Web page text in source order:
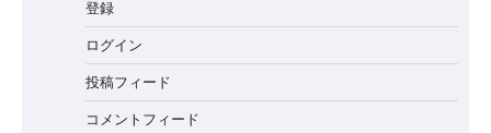
登録
ログイン
投稿フィード
コメントフィード